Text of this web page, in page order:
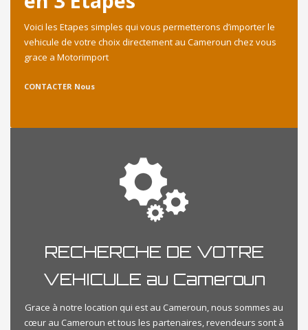
Voici les Etapes simples qui vous permetterons d’importer le
vehicule de votre choix directement au Cameroun chez vous
grace a Motorimport
CONTACTER Nous
RECHERCHE DE VOTRE
VEHICULE au Cameroun
Grace à notre location qui est au Cameroun, nous sommes au
cœur au Cameroun et tous les partenaires, revendeurs sont à